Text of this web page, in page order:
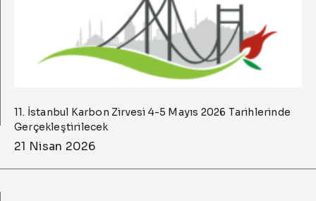
11. İstanbul Karbon Zirvesi 4-5 Mayıs 2026 Tarihlerinde
Gerçekleştirilecek
21 Nisan 2026